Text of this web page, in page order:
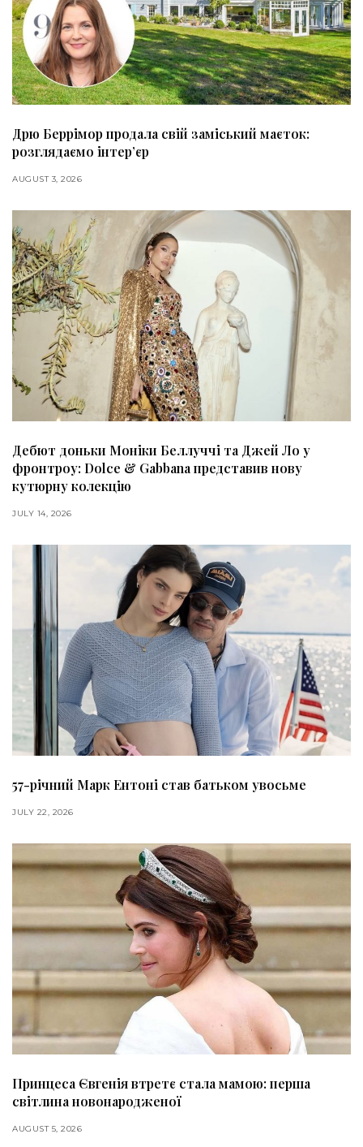
Дрю Беррімор продала свій заміський маєток:
розглядаємо інтер’єр
AUGUST 3, 2026
Дебют доньки Моніки Беллуччі та Джей Ло у
фронтроу: Dolce & Gabbana представив нову
кутюрну колекцію
JULY 14, 2026
57-річний Марк Ентоні став батьком увосьме
JULY 22, 2026
Принцеса Євгенія втретє стала мамою: перша
світлина новонародженої
AUGUST 5, 2026